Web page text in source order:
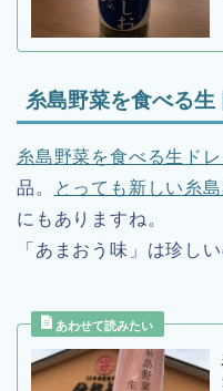
糸島野菜を食べる生
糸島野菜を食べる生ド
品。
とっても新しい糸
にもありますね。
「あまおう味」は珍し